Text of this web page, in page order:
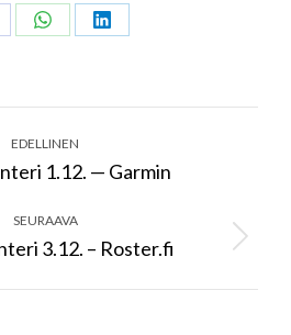
Share
Share
EDELLINEN
Previous
1.12. — Garmin
SEURAAVA
Next
3.12. – Roster.fi